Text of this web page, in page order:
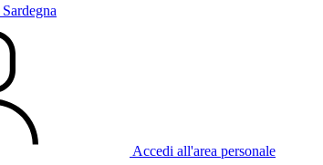
Accedi all'area personale